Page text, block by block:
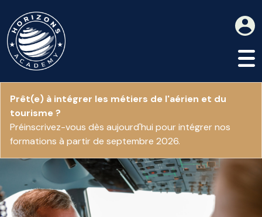
Prêt(e) à intégrer les métiers de l'aérien et du
tourisme ?
Préinscrivez-vous dès aujourd'hui pour intégrer nos
formations à partir de septembre 2026.